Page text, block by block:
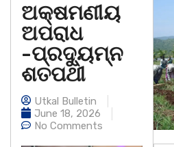
ଅକ୍ଷମଣୀୟ
ଅପରାଧ
-ପ୍ରଦ୍ୟୁମ୍ନ
ଶତପଥୀ
Utkal Bulletin
June 18, 2026
No Comments